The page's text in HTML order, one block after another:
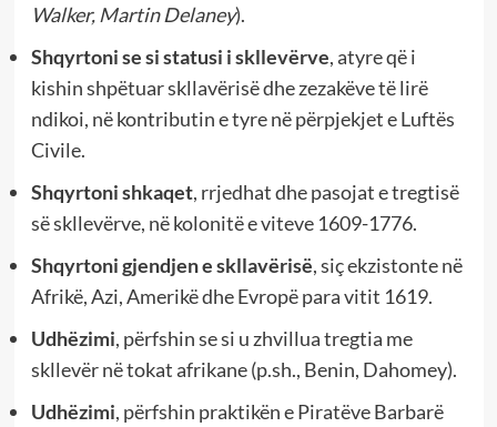
Walker, Martin Delaney).
Shqyrtoni se si statusi i skllevërve, atyre që i
kishin shpëtuar skllavërisë dhe zezakëve të lirë
ndikoi, në kontributin e tyre në përpjekjet e Luftës
Civile.
Shqyrtoni shkaqet, rrjedhat dhe pasojat e tregtisë
së skllevërve, në kolonitë e viteve 1609-1776.
Shqyrtoni gjendjen e skllavërisë, siç ekzistonte në
Afrikë, Azi, Amerikë dhe Evropë para vitit 1619.
Udhëzimi, përfshin se si u zhvillua tregtia me
skllevër në tokat afrikane (p.sh., Benin, Dahomey).
Udhëzimi, përfshin praktikën e Piratëve Barbarë